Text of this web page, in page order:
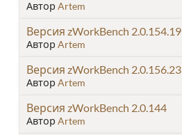
Автор Artem
Версия zWorkBench 2.0.154.19
Автор Artem
Версия zWorkBench 2.0.156.23
Автор Artem
Версия zWorkBench 2.0.144
Автор Artem